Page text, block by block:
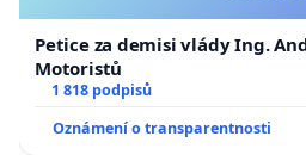
Petice za demisi vlády Ing.
Motoristů
1 818 podpisů
Oznámení o transparentnosti